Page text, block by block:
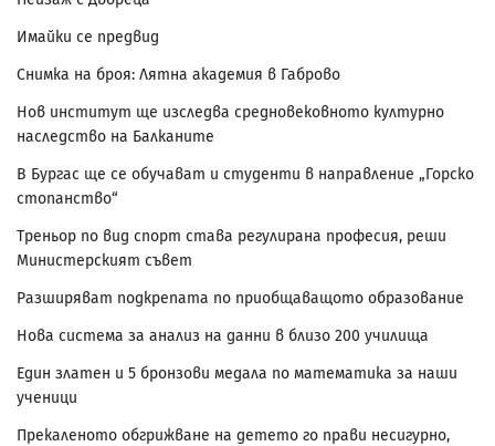
Имайки се предвид
Снимка на броя: Лятна академия в Габрово
Нов институт ще изследва средновековното културно
наследство на Балканите
В Бургас ще се обучават и студенти в направление „Горско
стопанство“
Треньор по вид спорт става регулирана професия, реши
Министерският съвет
Разширяват подкрепата по приобщаващото образование
Нова система за анализ на данни в близо 200 училища
Един златен и 5 бронзови медала по математика за наши
ученици
Прекаленото обгрижване на детето го прави несигурно,